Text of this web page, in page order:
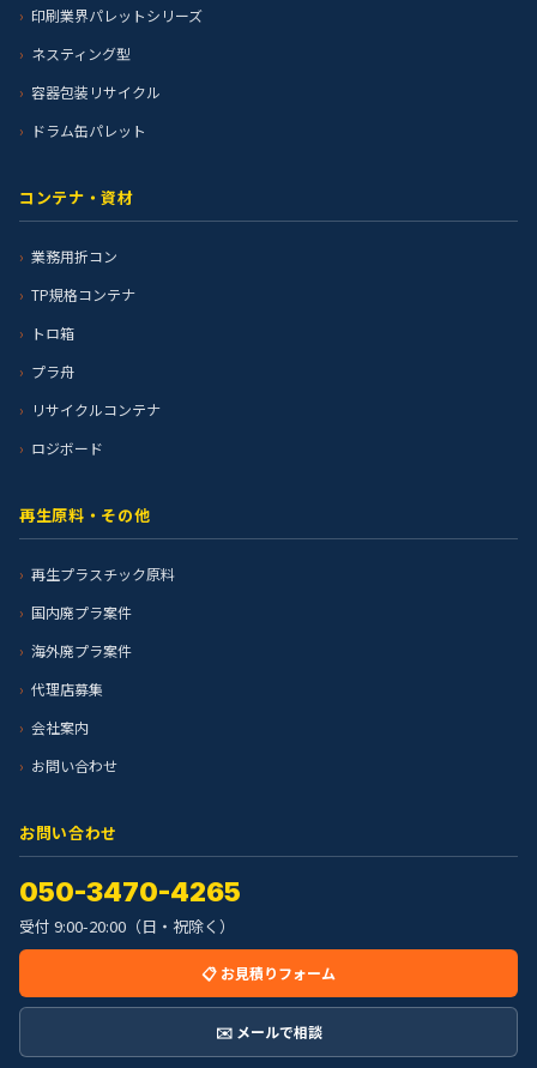
印刷業界パレットシリーズ
ネスティング型
容器包装リサイクル
ドラム缶パレット
コンテナ・資材
業務用折コン
TP規格コンテナ
トロ箱
プラ舟
リサイクルコンテナ
ロジボード
再生原料・その他
再生プラスチック原料
国内廃プラ案件
海外廃プラ案件
代理店募集
会社案内
お問い合わせ
お問い合わせ
050-3470-4265
受付 9:00-20:00（日・祝除く）
📋 お見積りフォーム
✉️ メールで相談